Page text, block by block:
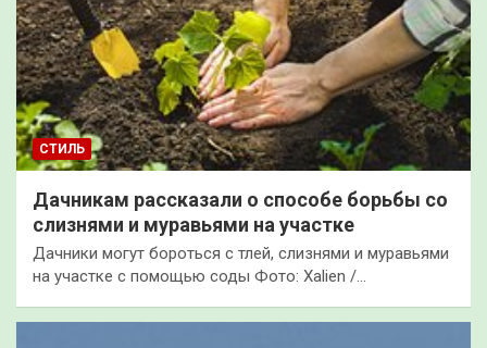
СТИЛЬ
Дачникам рассказали о способе борьбы со
слизнями и муравьями на участке
Дачники могут бороться с тлей, слизнями и муравьями
на участке с помощью соды Фото: Xalien /…